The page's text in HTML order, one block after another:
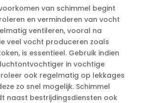
van schimmel begint
en verminderen van vocht
ventileren, vooral na
veel vocht produceren zoals
is essentieel.​ Gebruik indien
in vochtige
ook regelmatig op lekkages
zo snel mogelijk.​ Schimmel
naast bestrijdingsdiensten ook